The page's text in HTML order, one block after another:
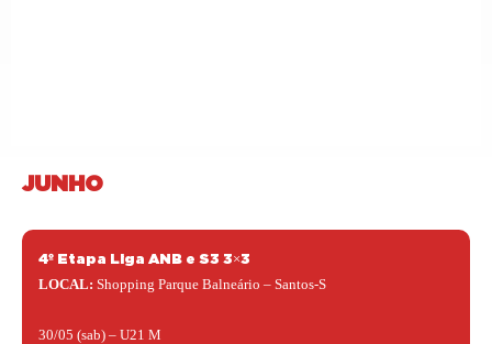
JUNHO
4º Etapa Liga ANB e S3 3×3
LOCAL: Shopping Parque Balneário – Santos-S
30/05 (sab) – U21 M